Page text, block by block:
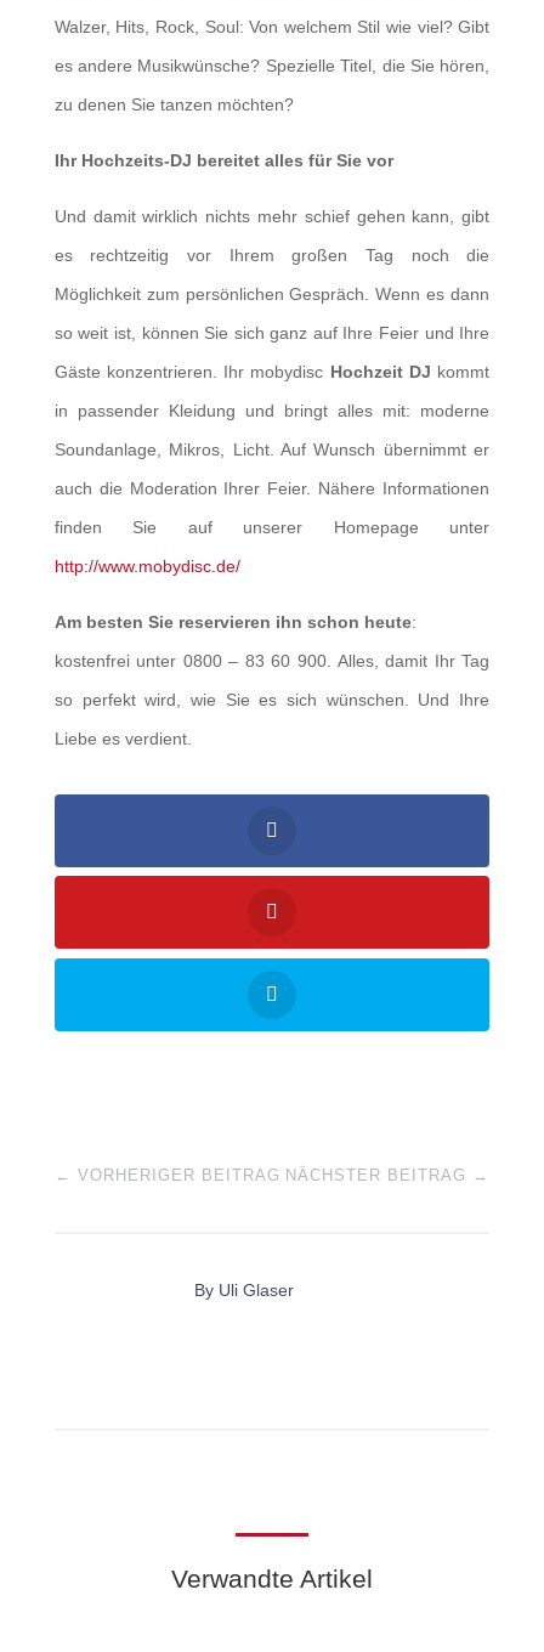
Walzer, Hits, Rock, Soul: Von welchem Stil wie viel? Gibt
es andere Musikwünsche? Spezielle Titel, die Sie hören,
zu denen Sie tanzen möchten?
Ihr Hochzeits-DJ bereitet alles für Sie vor
Und damit wirklich nichts mehr schief gehen kann, gibt
es rechtzeitig vor Ihrem großen Tag noch die
Möglichkeit zum persönlichen Gespräch. Wenn es dann
so weit ist, können Sie sich ganz auf Ihre Feier und Ihre
Gäste konzentrieren. Ihr mobydisc Hochzeit DJ kommt
in passender Kleidung und bringt alles mit: moderne
Soundanlage, Mikros, Licht. Auf Wunsch übernimmt er
auch die Moderation Ihrer Feier. Nähere Informationen
finden Sie auf unserer Homepage unter
http://www.mobydisc.de/
Am besten Sie reservieren ihn schon heute:
kostenfrei unter 0800 – 83 60 900. Alles, damit Ihr Tag
so perfekt wird, wie Sie es sich wünschen. Und Ihre
Liebe es verdient.
← VORHERIGER BEITRAG NÄCHSTER BEITRAG →
By Uli Glaser
Verwandte Artikel